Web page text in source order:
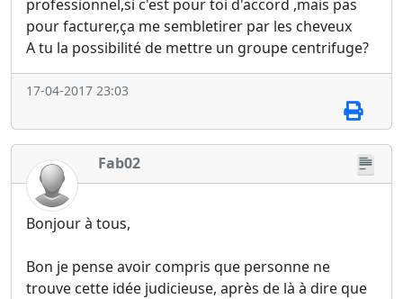
professionnel,si c'est pour toi d'accord ,mais pas
pour facturer,ça me sembletirer par les cheveux
A tu la possibilité de mettre un groupe centrifuge?
17-04-2017 23:03
Fab02
Bonjour à tous,
Bon je pense avoir compris que personne ne
trouve cette idée judicieuse, après de là à dire que